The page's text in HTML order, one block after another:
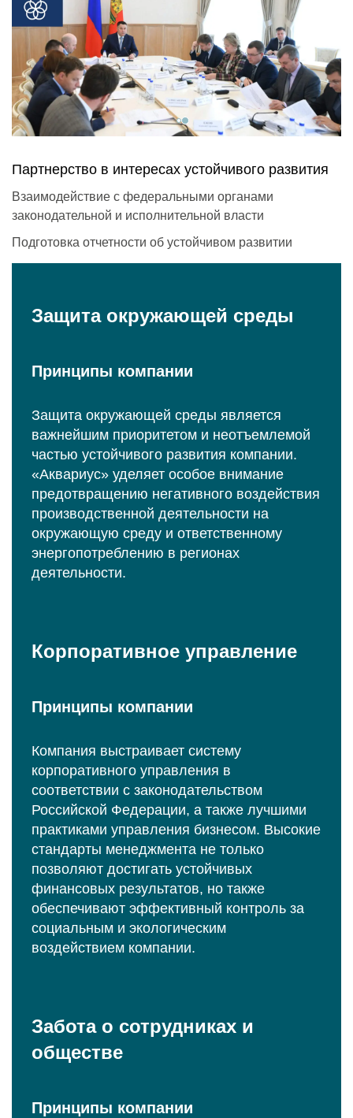
Партнерство в интересах устойчивого развития
Взаимодействие с федеральными органами
законодательной и исполнительной власти
Подготовка отчетности об устойчивом развитии
Защита окружающей среды
Принципы компании
Защита окружающей среды является
важнейшим приоритетом и неотъемлемой
частью устойчивого развития компании.
«Аквариус» уделяет особое внимание
предотвращению негативного воздействия
производственной деятельности на
окружающую среду и ответственному
энергопотреблению в регионах
деятельности.
Корпоративное управление
Принципы компании
Компания выстраивает систему
корпоративного управления в
соответствии с законодательством
Российской Федерации, а также лучшими
практиками управления бизнесом. Высокие
стандарты менеджмента не только
позволяют достигать устойчивых
финансовых результатов, но также
обеспечивают эффективный контроль за
социальным и экологическим
воздействием компании.
Забота о сотрудниках и
обществе
Принципы компании